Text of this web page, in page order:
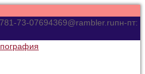
73-07694369@rambler.ruпн-пт: